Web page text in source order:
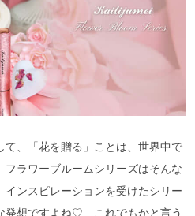
て、「花を贈る」ことは、世界中で
ラワーブルームシリーズはそんな
インスピレーションを受けたシリー
発想ですよね♡ これでもかと言う